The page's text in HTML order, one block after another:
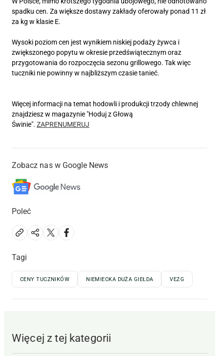
spadku cen. Za większe dostawy zakłady oferowały ponad 11 zł
za kg w klasie E.
Wysoki poziom cen jest wynikiem niskiej podaży żywca i
zwiększonego popytu w okresie przedświątecznym oraz
przygotowania do rozpoczęcia sezonu grillowego. Tak więc
tuczniki nie powinny w najbliższym czasie tanieć.
Więcej informacji na temat hodowli i produkcji trzody chlewnej
znajdziesz w magazynie "Hoduj z Głową
Świnie". ZAPRENUMERUJ
Zobacz nas w Google News
Poleć
Tagi
CENY TUCZNIKÓW NIEMIECKA DUŻA GIEŁDA VEZG
Więcej z tej kategorii